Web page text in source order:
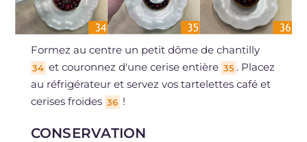
Formez au centre un petit dôme de chantilly
34 et couronnez d'une cerise entière 35 . Placez
au réfrigérateur et servez vos tartelettes café et
cerises froides 36 !
CONSERVATION